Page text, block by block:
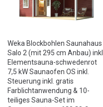
Weka Blockbohlen Saunahaus
Salo 2 (mit 295 cm Anbau) inkl.
Elementsauna-schwedenrot
7,5 kW Saunaofen OS inkl.
Steuerung inkl. gratis
Farblichtanwendung & 10-
teiliges Sauna-Set im